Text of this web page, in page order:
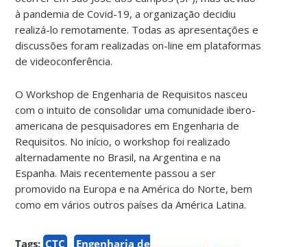
à pandemia de Covid-19, a organização decidiu
realizá-lo remotamente. Todas as apresentações e
discussões foram realizadas on-line em plataformas
de videoconferência.
O Workshop de Engenharia de Requisitos nasceu
com o intuito de consolidar uma comunidade ibero-
americana de pesquisadores em Engenharia de
Requisitos. No início, o workshop foi realizado
alternadamente no Brasil, na Argentina e na
Espanha. Mais recentemente passou a ser
promovido na Europa e na América do Norte, bem
como em vários outros países da América Latina.
Tags: CTC
Engenharia de